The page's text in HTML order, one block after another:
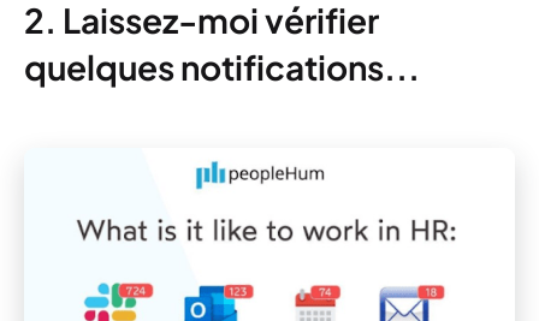
2. Laissez-moi vérifier
quelques notifications...